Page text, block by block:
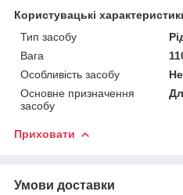
Користувацькі
Тип засобу
Вага
Особливість засобу
Основне призначення
засобу
Приховати
Умови доставки